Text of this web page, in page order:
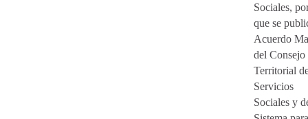
Sociales,
que se
Acuerdo
del Consejo
Territorial
Servicios
Sociales y